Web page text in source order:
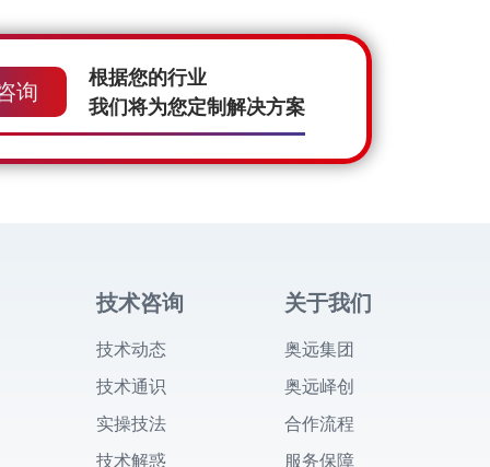
询
根据您的行业
我们将为您定制解决方案
技术咨询
技术动态
技术通识
实操技法
技术解惑
关于我们
奥远集团
奥远峄创
合作流程
服务保障